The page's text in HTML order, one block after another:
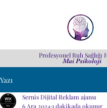
Mai Psikoloji
Profesyonel Ruh Sağlığı
Yazı
Sernis Dijital Reklam ajansı
6 Ara 20241 dakikada okunur